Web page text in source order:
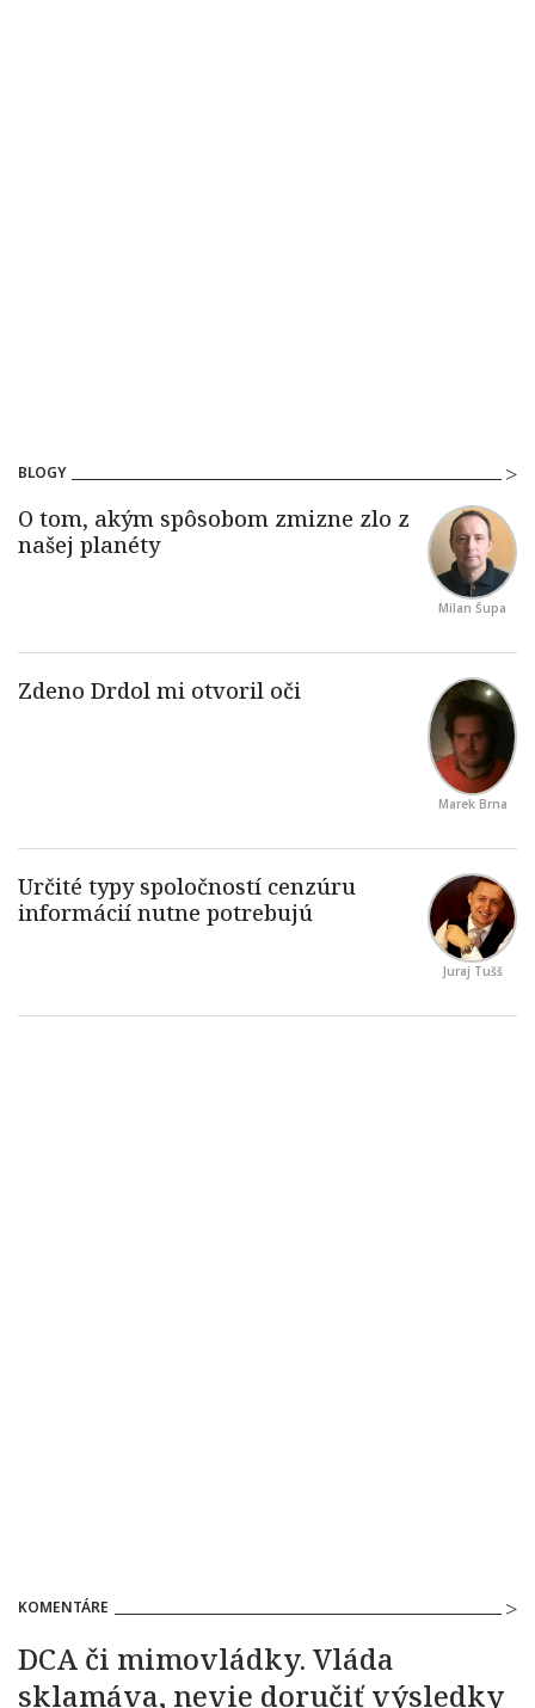
BLOGY
Milan Šupa
Marek Brna
Juraj Tušš
KOMENTÁRE
DCA či mimovládky. Vláda
sklamáva, nevie doručiť výsledky